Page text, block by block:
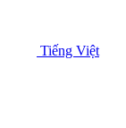
Tiếng Việt